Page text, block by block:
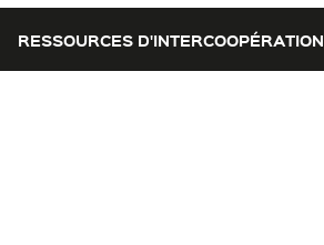
RESSOURCES D'INTERCOOPÉRATION